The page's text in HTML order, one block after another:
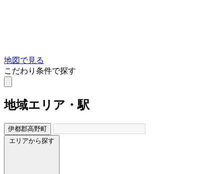
地図で見る
こだわり条件で探す
地域エリア・駅
伊都郡高野町
エリアから探す